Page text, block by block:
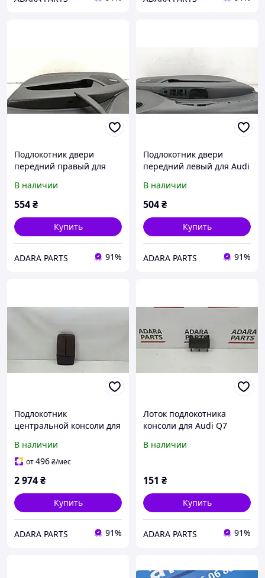
Подлокотник двери
передний правый для
restyle) (4L186717424A)
В наличии
554₴
Купить
ADARA PARTS 91%
Подлокотник двери
передний левый для Audi
(4L186717324A)
В наличии
504₴
Купить
ADARA PARTS 91%
Подлокотник
центральной консоли для
(4M0864207AFJT5)
В наличии
от496₴/мес
2 974₴
Купить
ADARA PARTS 91%
Лоток подлокотника
консоли для Audi Q7
(4L08633014PK)
В наличии
151 ₴
Купить
ADARA PARTS 91%